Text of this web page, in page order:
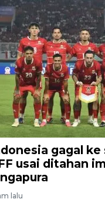
gagal
usai ditahan
lalu